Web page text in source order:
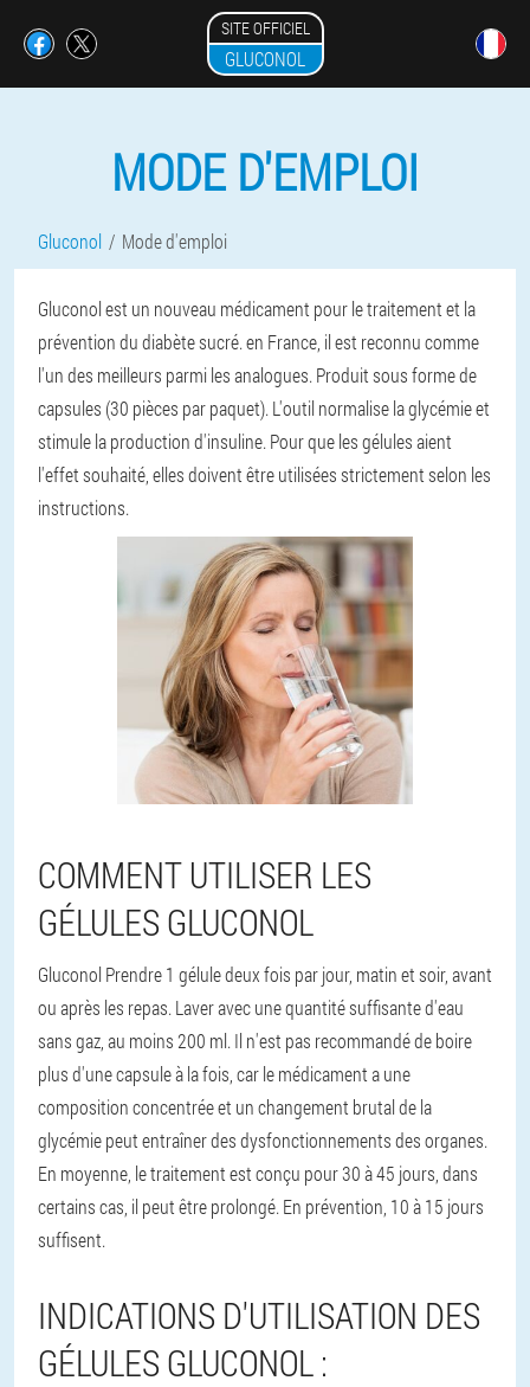
SITE OFFICIEL
GLUCONOL
MODE D'EMPLOI
Gluconol Mode d'emploi
Gluconol est un nouveau médicament pour le traitement et la
prévention du diabète sucré. en France, il est reconnu comme
l'un des meilleurs parmi les analogues. Produit sous forme de
capsules (30 pièces par paquet). L'outil normalise la glycémie et
stimule la production d'insuline. Pour que les gélules aient
l'effet souhaité, elles doivent être utilisées strictement selon les
instructions.
COMMENT UTILISER LES
GÉLULES GLUCONOL
Gluconol Prendre 1 gélule deux fois par jour, matin et soir, avant
ou après les repas. Laver avec une quantité suffisante d'eau
sans gaz, au moins 200 ml. Il n'est pas recommandé de boire
plus d'une capsule à la fois, car le médicament a une
composition concentrée et un changement brutal de la
glycémie peut entraîner des dysfonctionnements des organes.
En moyenne, le traitement est conçu pour 30 à 45 jours, dans
certains cas, il peut être prolongé. En prévention, 10 à 15 jours
suffisent.
INDICATIONS D'UTILISATION DES
GÉLULES GLUCONOL :